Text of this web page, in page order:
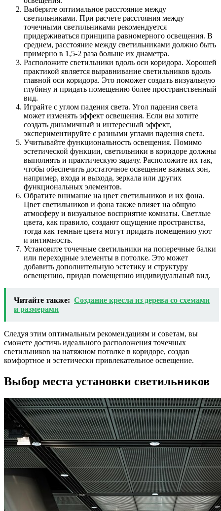
Выберите оптимальное расстояние между
светильниками. При расчете расстояния между
точечными светильниками рекомендуется
придерживаться принципа равномерного освещения. В
среднем, расстояние между светильниками должно быть
примерно в 1,5-2 раза больше их диаметра.
Расположите светильники вдоль оси коридора. Хорошей
практикой является выравнивание светильников вдоль
главной оси коридора. Это поможет создать визуальную
глубину и придать помещению более пространственный
вид.
Играйте с углом падения света. Угол падения света
может изменять эффект освещения. Если вы хотите
создать динамичный и интересный эффект,
экспериментируйте с разными углами падения света.
Учитывайте функциональность освещения. Помимо
эстетической функции, светильники в коридоре должны
выполнять и практическую задачу. Расположите их так,
чтобы обеспечить достаточное освещение важных зон,
например, входа и выхода, зеркала или других
функциональных элементов.
Обратите внимание на цвет светильников и их фона.
Цвет светильников и фона также влияет на общую
атмосферу и визуальное восприятие комнаты. Светлые
цвета, как правило, создают ощущение пространства,
тогда как темные цвета могут придать помещению уют
и интимность.
Установите точечные светильники на поперечные балки
или переходные элементы в потолке. Это может
добавить дополнительную эстетику и структуру
освещению, придав помещению индивидуальный вид.
Читайте также: Создание кресла из дерева со схемами
и размерами
Следуя этим оптимальным рекомендациям и советам, вы
сможете достичь идеального расположения точечных
светильников на натяжном потолке в коридоре, создав
комфортное и эстетически привлекательное освещение.
Выбор места установки светильников